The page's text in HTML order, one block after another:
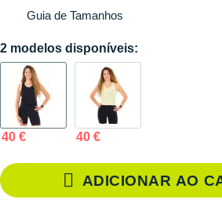
Guia de Tamanhos
2 modelos disponíveis:
40 € 40 €
ADICIONAR AO